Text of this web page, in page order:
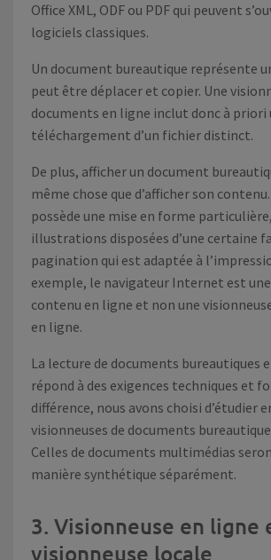
Office XML, ODF ou PDF qui peuvent
logiciels classiques.
Un document bureautique représente
peut être déplacer et copier. Une
documents en ligne inclut donc à priori
téléchargement d’un fichier distinct.
De plus, afficher un document
même chose que d’afficher son
possède une mise en forme
illustrations disposées d’une certaine
pagination qui est adaptée à
exemple, le navigateur Internet est
contenu en ligne et non une
en ligne.
La lecture de documents bureautiques
répond à des exigences techniques et
différence, nous avons choisi d’étudier
visionneuses de documents
Celles de documents multimédias
manière synthétique séparément.
3. Visionneuse en ligne
visionneuse locale